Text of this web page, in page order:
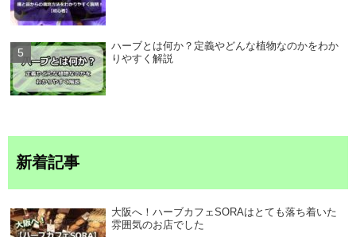
ハーブとは何か？定義やどんな植物なのかをわか
りやすく解説
新着記事
大阪へ！ハーブカフェSORAはとても落ち着いた
雰囲気のお店でした